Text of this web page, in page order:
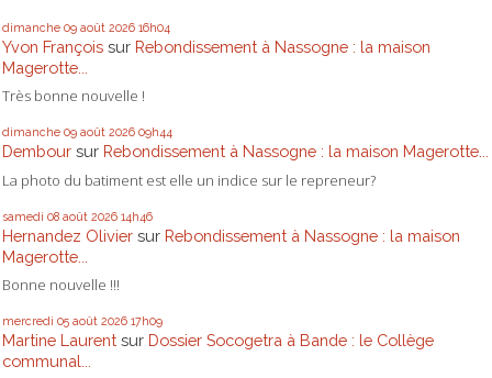
dimanche 09 août 2026 16h04
Yvon François sur Rebondissement à Nassogne : la maison
Magerotte...
Très bonne nouvelle !
dimanche 09 août 2026 09h44
Dembour sur Rebondissement à Nassogne : la maison Magerotte...
La photo du batiment est elle un indice sur le repreneur?
samedi 08 août 2026 14h46
Hernandez Olivier sur Rebondissement à Nassogne : la maison
Magerotte...
Bonne nouvelle !!!
mercredi 05 août 2026 17h09
Martine Laurent sur Dossier Socogetra à Bande : le Collège
communal...